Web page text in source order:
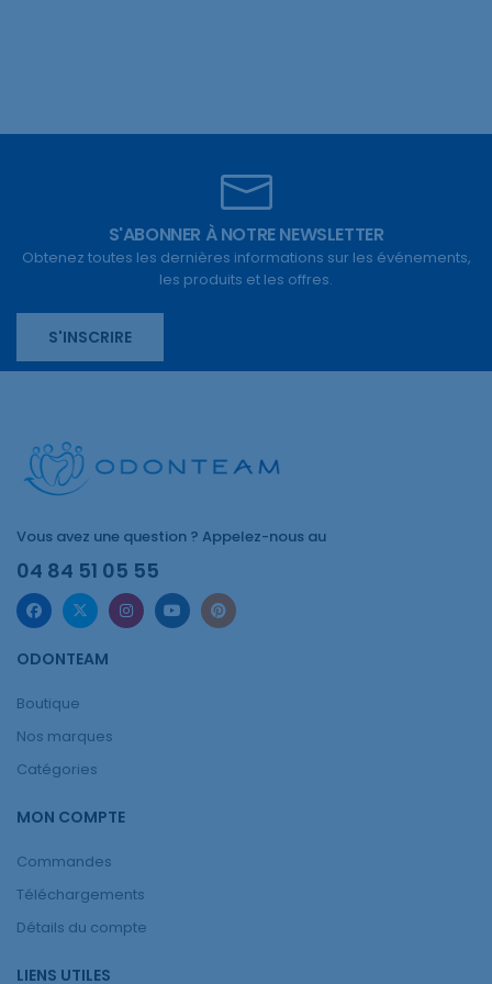
S'ABONNER À NOTRE NEWSLETTER
Obtenez toutes les dernières informations sur les événements,
les produits et les offres.
S'INSCRIRE
Vous avez une question ? Appelez-nous au
04 84 51 05 55
ODONTEAM
Boutique
Nos marques
Catégories
MON COMPTE
Commandes
Téléchargements
Détails du compte
LIENS UTILES